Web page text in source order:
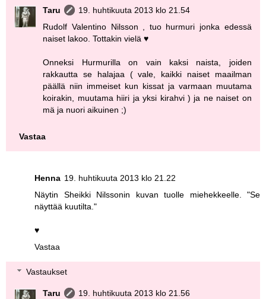
Taru
19. huhtikuuta 2013 klo 21.54
Rudolf Valentino Nilsson , tuo hurmuri jonka edessä
naiset lakoo. Tottakin vielä ♥
Onneksi Hurmurilla on vain kaksi naista, joiden
rakkautta se halajaa ( vale, kaikki naiset maailman
päällä niin immeiset kun kissat ja varmaan muutama
koirakin, muutama hiiri ja yksi kirahvi ) ja ne naiset on
mä ja nuori aikuinen ;)
Vastaa
Henna 19. huhtikuuta 2013 klo 21.22
Näytin Sheikki Nilssonin kuvan tuolle miehekkeelle. "Se
näyttää kuutilta."
♥
Vastaa
Vastaukset
Taru
19. huhtikuuta 2013 klo 21.56